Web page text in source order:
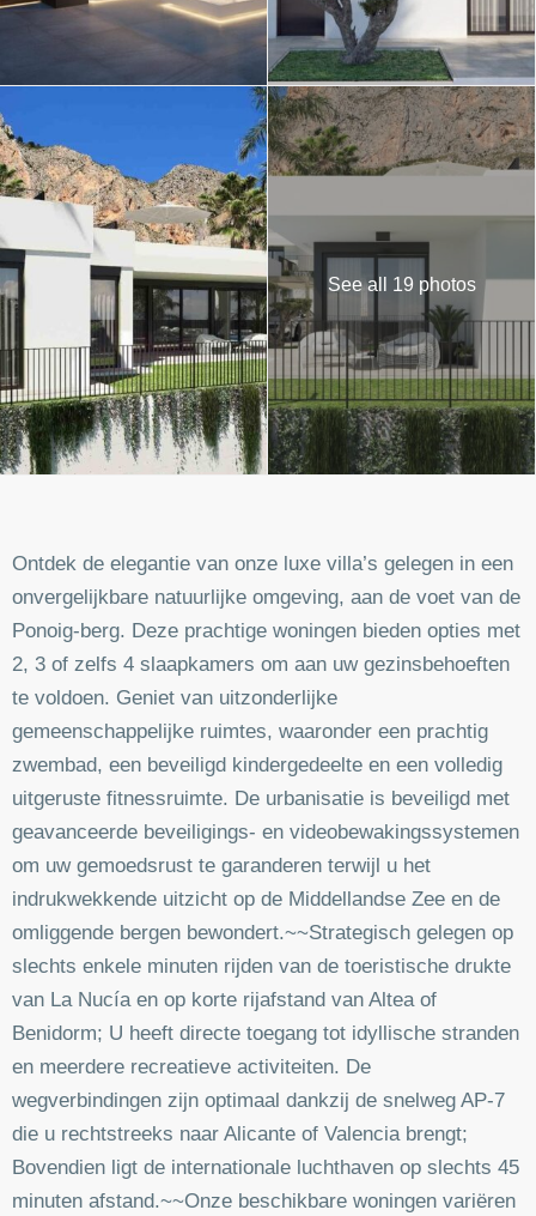
See all 19 photos
Ontdek de elegantie van onze luxe villa’s gelegen in een
onvergelijkbare natuurlijke omgeving, aan de voet van de
Ponoig-berg. Deze prachtige woningen bieden opties met
2, 3 of zelfs 4 slaapkamers om aan uw gezinsbehoeften
te voldoen. Geniet van uitzonderlijke
gemeenschappelijke ruimtes, waaronder een prachtig
zwembad, een beveiligd kindergedeelte en een volledig
uitgeruste fitnessruimte. De urbanisatie is beveiligd met
geavanceerde beveiligings- en videobewakingssystemen
om uw gemoedsrust te garanderen terwijl u het
indrukwekkende uitzicht op de Middellandse Zee en de
omliggende bergen bewondert.~~Strategisch gelegen op
slechts enkele minuten rijden van de toeristische drukte
van La Nucía en op korte rijafstand van Altea of
Benidorm; U heeft directe toegang tot idyllische stranden
en meerdere recreatieve activiteiten. De
wegverbindingen zijn optimaal dankzij de snelweg AP-7
die u rechtstreeks naar Alicante of Valencia brengt;
Bovendien ligt de internationale luchthaven op slechts 45
minuten afstand.~~Onze beschikbare woningen variëren